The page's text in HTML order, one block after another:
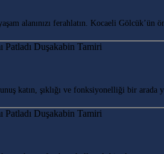
alanınızı ferahlatın. Kocaeli Gölcük’ün
katın, şıklığı ve fonksiyonelliği bir arada